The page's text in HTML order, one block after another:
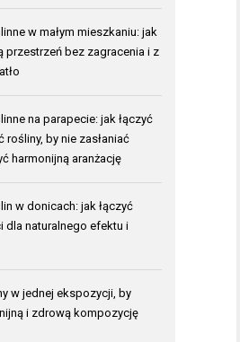
w małym mieszkaniu: jak
przestrzeń bez zagracenia i z
na parapecie: jak łączyć
rośliny, by nie zasłaniać
harmonijną aranżację
w donicach: jak łączyć
dla naturalnego efektu i
w jednej ekspozycji, by
i zdrową kompozycję